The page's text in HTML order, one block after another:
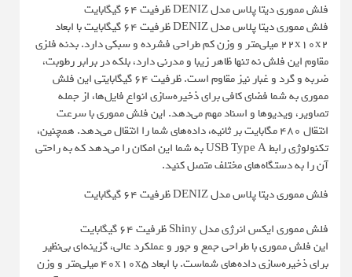
فلش مموری دیتا پلاس مدل DENIZ ظرفیت 64 گیگابایت
فلش مموری دیتا پلاس مدل DENIZ ظرفیت 64 گیگابایت با ابعاد
۲۲x۱۰x۲ میلی‌متر و وزن کم طراحی فشرده و سبکی دارد. بدنه فلزی
مقاوم این فلش نه تنها ظاهر زیبا و مدرنی دارد، بلکه در برابر رطوبت،
ضربه و گرد و غبار نیز مقاوم است. ظرفیت ۶۴ گیگابایتی این فلش
مموری به شما فضای کافی برای ذخیره‌سازی انواع فایل‌ها، از جمله
تصاویر، ویدیوها و اسناد مهم می‌دهد. این فلش مموری با سرعت
انتقال ۴۸۰ مگابایت بر ثانیه، داده‌های شما را انتقال می‌دهد. همچنین،
تکنولوژی رابط USB Type A به شما این امکان را می‌دهد که به راحتی
آن را به دستگاه‌های مختلف متصل کنید.
فلش مموری دیتا پلاس مدل DENIZ ظرفیت 64 گیگابایت
فلش مموری ایکس انرژی مدل Shiny ظرفیت 64 گیگابایت
این فلش مموری با طراحی جمع و جور و عملکرد عالی، گزینه‌ای بی‌نظیر
برای ذخیره‌سازی داده‌های شماست. با ابعاد ۴۰x۱۰x۵ میلی‌متر و وزن